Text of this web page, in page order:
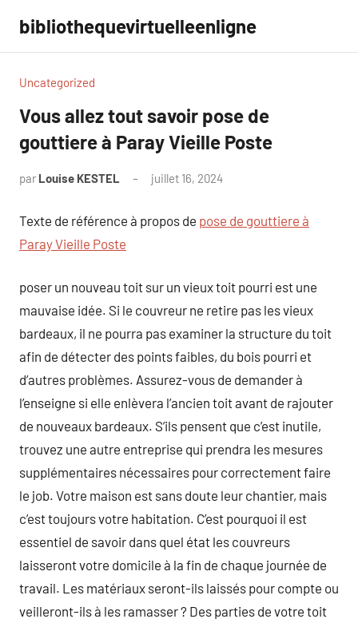
contenu
bibliothequevirtuelleenligne
Uncategorized
Vous allez tout savoir pose de
gouttiere à Paray Vieille Poste
par Louise KESTEL juillet 16, 2024
Texte de référence à propos de pose de gouttiere à
Paray Vieille Poste
poser un nouveau toit sur un vieux toit pourri est une
mauvaise idée. Si le couvreur ne retire pas les vieux
bardeaux, il ne pourra pas examiner la structure du toit
afin de détecter des points faibles, du bois pourri et
d’autres problèmes. Assurez-vous de demander à
l’enseigne si elle enlèvera l’ancien toit avant de rajouter
de nouveaux bardeaux. S’ils pensent que c’est inutile,
trouvez une autre entreprise qui prendra les mesures
supplémentaires nécessaires pour correctement faire
le job. Votre maison est sans doute leur chantier, mais
c’est toujours votre habitation. C’est pourquoi il est
essentiel de savoir dans quel état les couvreurs
laisseront votre domicile à la fin de chaque journée de
travail. Les matériaux seront-ils laissés pour compte ou
veilleront-ils à les ramasser ? Des parties de votre toit